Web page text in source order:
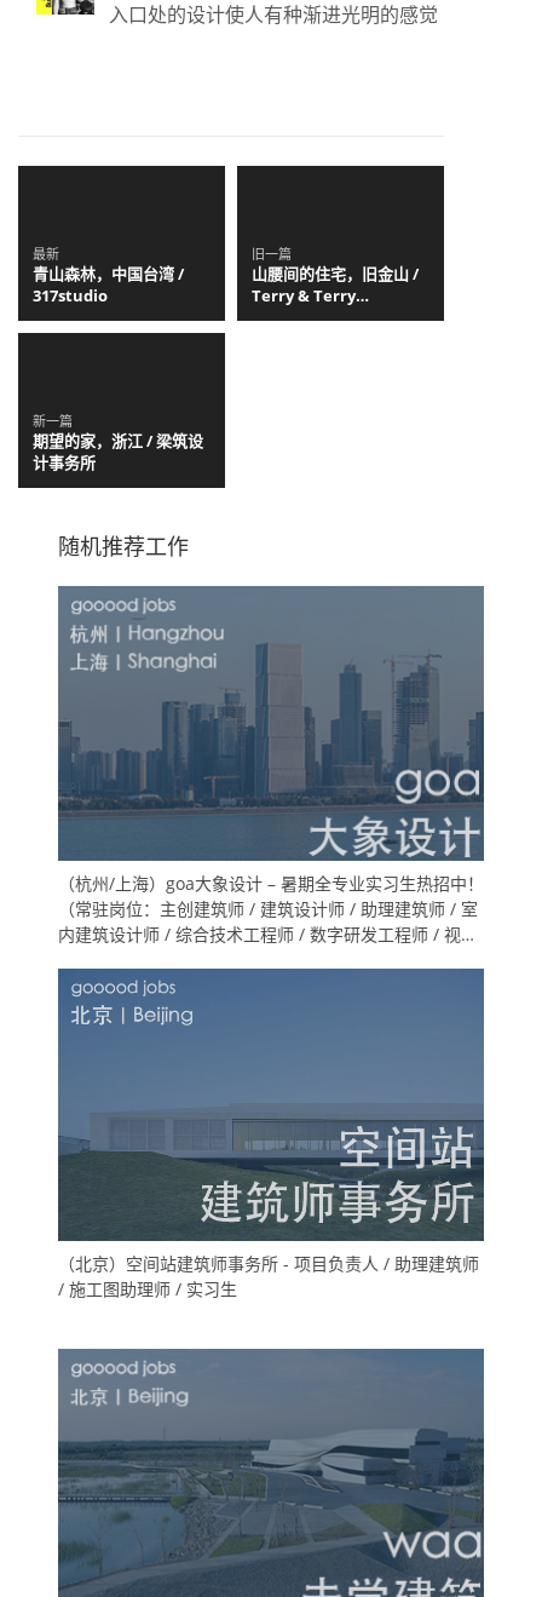
入口处的设计使人有种渐进光明的感觉
最新
青山森林，中国台湾 /
317studio
旧一篇
山腰间的住宅，旧金山 /
Terry & Terry
Architecture
新一篇
期望的家，浙江 / 梁筑设
计事务所
随机推荐工作
（杭州/上海）goa大象设计 – 暑期全专业实习生热招中！
（常驻岗位：主创建筑师 / 建筑设计师 / 助理建筑师 / 室
内建筑设计师 / 综合技术工程师 / 数字研发工程师 / 视觉
（北京）空间站建筑师事务所 - 项目负责人 / 助理建筑师
/ 施工图助理师 / 实习生